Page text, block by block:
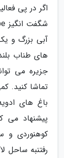
اگر در پی
آبی بزرگ و
های طناب
تماشا کنید.
باغ های
پیشنهاد می
کوهنوردی و
رفتنبه